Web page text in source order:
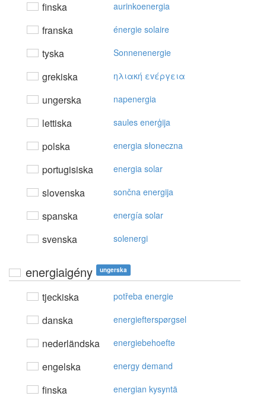
finska aurinkoenergia
franska énergie solaire
tyska Sonnenenergie
grekiska ηλιακή εvέργεια
ungerska napenergia
lettiska saules enerģija
polska energia słoneczna
portugisiska energia solar
slovenska sončna energija
spanska energía solar
svenska solenergi
energiaigény ungerska
tjeckiska potřeba energie
danska energiefterspørgsel
nederländska energiebehoefte
engelska energy demand
finska energian kysyntä